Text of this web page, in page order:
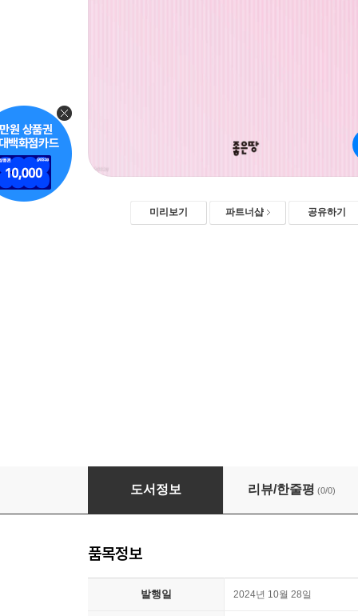
미리보기 파트너샵 공유하기
100일 태교 한 장
도서정보 리뷰/한줄평 (0/0)
품목정보
발행일 2024년 10월 28일